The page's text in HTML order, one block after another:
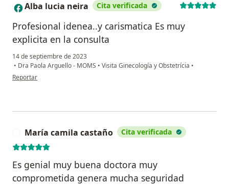
A Alba lucia neira Cita verificada
Profesional idenea..y carismatica Es muy
explicita en la consulta
14 de septiembre de 2023
• Dra Paola Arguello - MOMS • Visita Ginecología y Obstetrícia •
en opinión del usuario Alba lucia neira
Reportar
María camila castaño Cita verificada
Es genial muy buena doctora muy
comprometida genera mucha seguridad